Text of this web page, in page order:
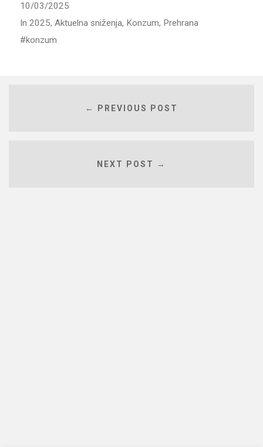
10/03/2025
In 2025, Aktuelna sniženja, Konzum, Prehrana
konzum
← PREVIOUS POST
NEXT POST →